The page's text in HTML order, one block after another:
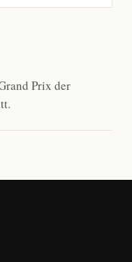
Prix der